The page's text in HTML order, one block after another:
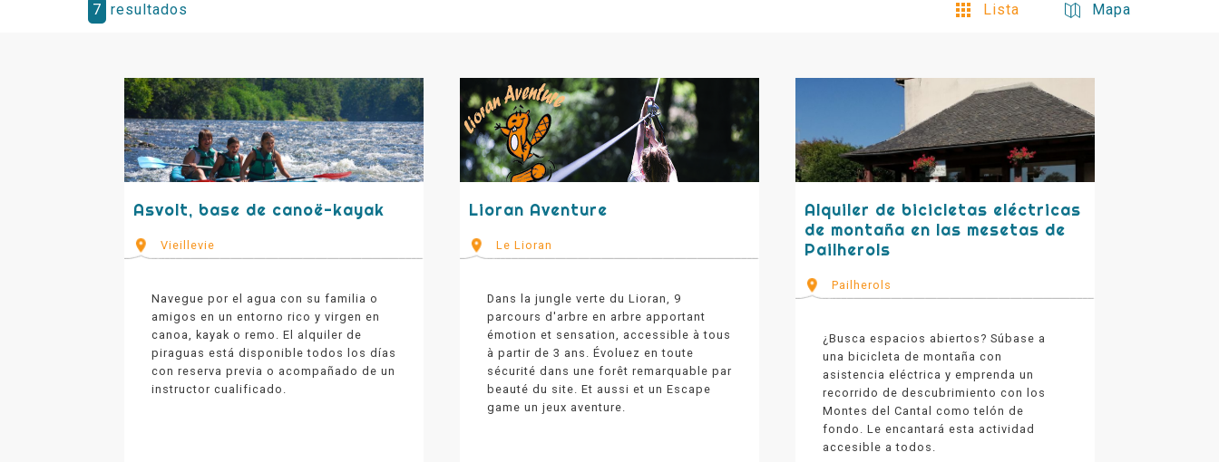
7 resultados Lista Mapa
Asvolt, base de canoë-kayak
Vieillevie
Navegue por el agua con su familia o
amigos en un entorno rico y virgen en
canoa, kayak o remo. El alquiler de
piraguas está disponible todos los días
con reserva previa o acompañado de un
instructor cualificado.
Lioran Aventure
Le Lioran
Dans la jungle verte du Lioran, 9
parcours d'arbre en arbre apportant
émotion et sensation, accessible à tous
à partir de 3 ans. Évoluez en toute
sécurité dans une forêt remarquable par
beauté du site. Et aussi et un Escape
game un jeux aventure.
Alquiler de bicicletas eléctricas
de montaña en las mesetas de
Pailherols
Pailherols
¿Busca espacios abiertos? Súbase a
una bicicleta de montaña con
asistencia eléctrica y emprenda un
recorrido de descubrimiento con los
Montes del Cantal como telón de
fondo. Le encantará esta actividad
accesible a todos.